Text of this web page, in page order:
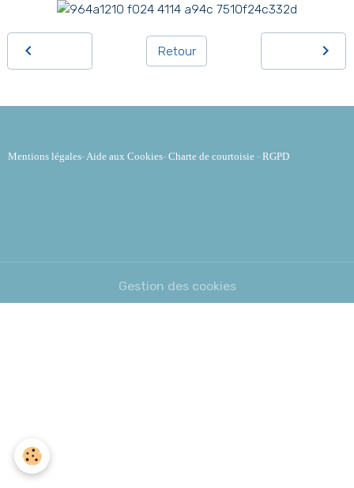
Retour
Mentions légales-Aide aux Cookies- Charte de courtoisie - RGPD
Gestion des cookies